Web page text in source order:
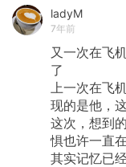
ladyM
7年前
又一次在飞
了
上一次在飞
现的是他，
这次，想到
惧也许一直
其实记忆已